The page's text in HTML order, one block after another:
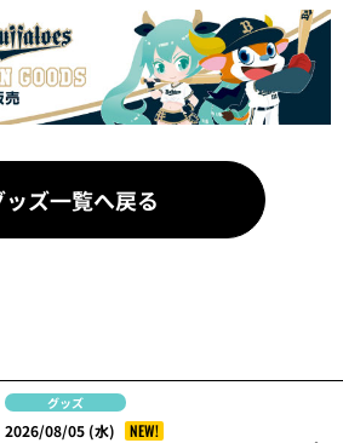
ッズ一覧へ戻る
グッズ
2026/08/05 (水)
NEW!